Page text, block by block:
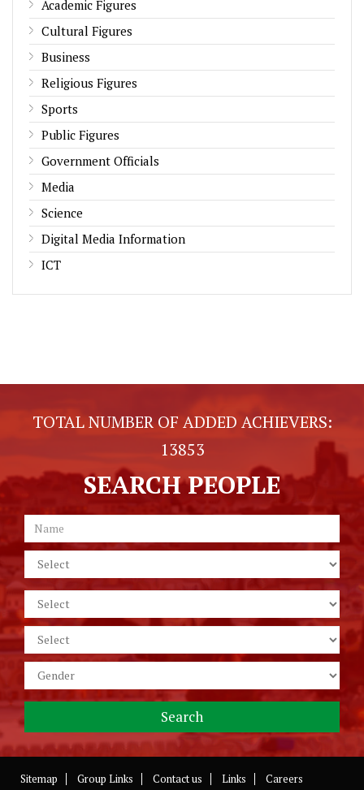
Academic Figures
Cultural Figures
Business
Religious Figures
Sports
Public Figures
Government Officials
Media
Science
Digital Media Information
ICT
TOTAL NUMBER OF ADDED ACHIEVERS:
13853
SEARCH PEOPLE
Sitemap Group Links Contact us Links Careers